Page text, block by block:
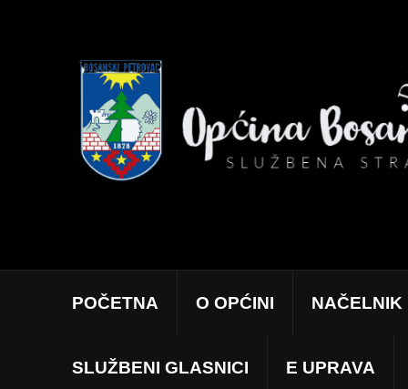
POČETNA O OPĆINI NAČELNIK
SLUŽBENI GLASNICI E UPRAVA